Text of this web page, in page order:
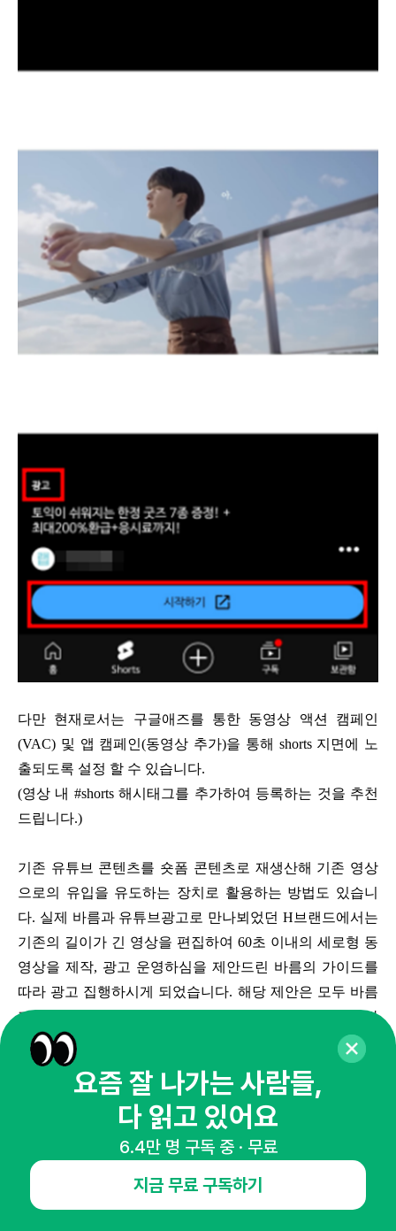
다만 현재로서는 구글애즈를 통한 동영상 액션 캠페인
(VAC) 및 앱 캠페인(동영상 추가)을 통해 shorts 지면에 노
출되도록 설정 할 수 있습니다.
(영상 내 #shorts 해시태그를 추가하여 등록하는 것을 추천
드립니다.)
기존 유튜브 콘텐츠를 숏폼 콘텐츠로 재생산해 기존 영상
으로의 유입을 유도하는 장치로 활용하는 방법도 있습니
다. 실제 바름과 유튜브광고로 만나뵈었던 H브랜드에서는
기존의 길이가 긴 영상을 편집하여 60초 이내의 세로형 동
영상을 제작, 광고 운영하심을 제안드린 바름의 가이드를
따라 광고 집행하시게 되었습니다. 해당 제안은 모두 바름
기존 내부 A/B 테스트를 통해 체크해두었던 데이터를 기반
으로 설명드렸고, H브랜드 결과 또한 기존 긴 영상으로 광
고했던 지표 대비 70% 낮은 CPC 및 50% 낮은 전환당 비용
의 결과값을 얻게 되었습니다.
이렇듯 저희 바름에서는 클라이언트분들의 브랜드 분석
후, 플랫폼별 특성을 고려하여 매체 제안드리고 있습니다.
또한 어떤 소구점을 주력으로 어떠한 주제의 소재를 구성
해야 할지(스토리텔링,정보성,특수효과&필터,크리에이터
요즘 잘 나가는 사람들,
다 읽고 있어요
6.4만 명 구독 중 · 무료
지금 무료 구독하기